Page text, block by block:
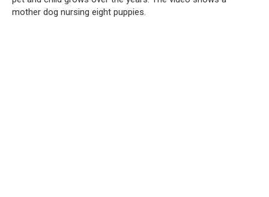
mother dog nursing eight puppies.